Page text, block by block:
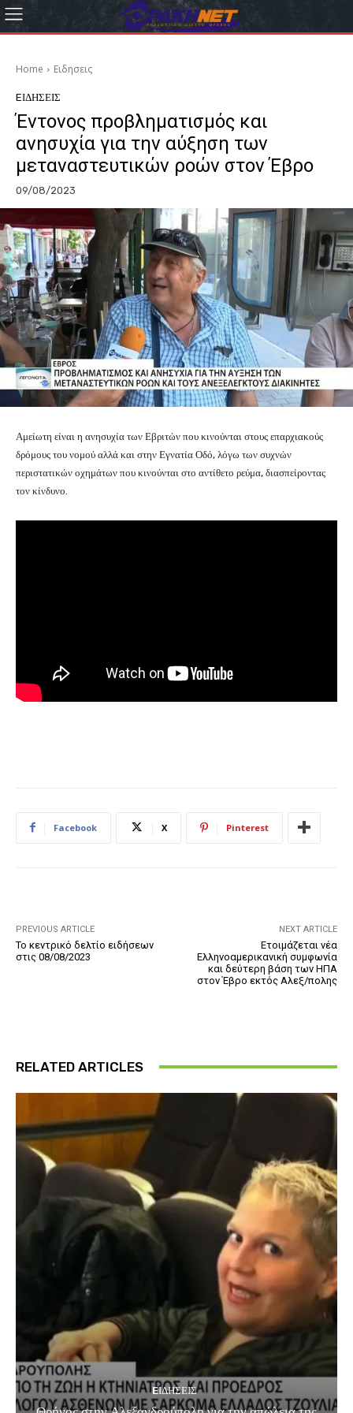
Home Eιδησεις
EΙΔΗΣΕΙΣ
Έντονος προβληματισμός και
ανησυχία για την αύξηση των
μεταναστευτικών ροών στον Έβρο
09/08/2023
Αμείωτη είναι η ανησυχία των Εβριτών που κινούνται στους επαρχιακούς
δρόμους του νομού αλλά και στην Εγνατία Οδό, λόγω των συχνών
περιστατικών οχημάτων που κινούνται στο αντίθετο ρεύμα, διασπείροντας
τον κίνδυνο.
Facebook X Pinterest
PREVIOUS ARTICLE
Το κεντρικό δελτίο ειδήσεων
στις 08/08/2023
NEXT ARTICLE
Ετοιμάζεται νέα
Ελληνοαμερικανική συμφωνία
και δεύτερη βάση των ΗΠΑ
στον Έβρο εκτός Αλεξ/πολης
RELATED ARTICLES
EΙΔΗΣΕΙΣ